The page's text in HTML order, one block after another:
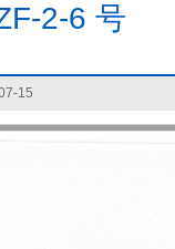
2-6 号
15